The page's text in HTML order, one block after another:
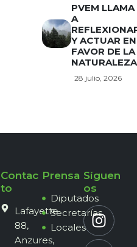
PVEM LLAMA
A
Y ACTUAR EN
FAVOR DE LA
NATURALEZA
28 julio, 2026
Contac
to
Lafayette
88,
Anzures,
Prensa
Diputados
Secretarías
Locales
Síguen
os